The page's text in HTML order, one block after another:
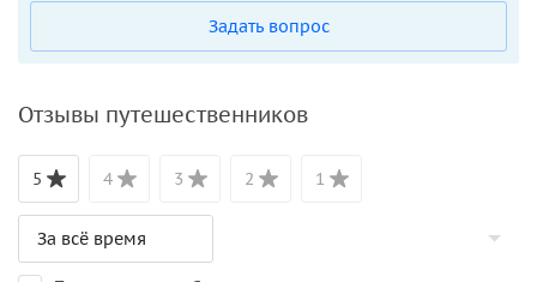
Задать вопрос
Отзывы путешественников
5 4 3 2 1